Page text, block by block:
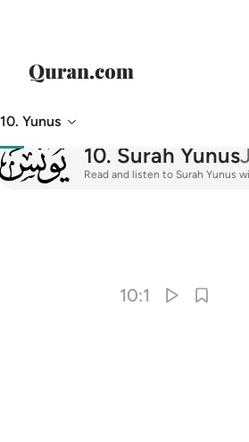
10. Yunus
10. Surah Yunus
Read and listen to Surah Yunus
10:1